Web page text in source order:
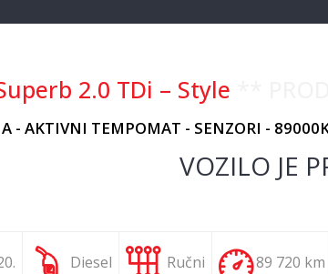
2.0 TDi – Style
- AKTIVNI TEMPOMAT - SENZORI -
VOZILO JE
Diesel Ručni 89 720 km